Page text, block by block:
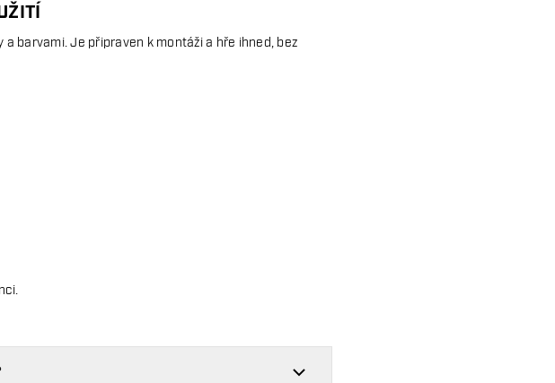
barvami. Je připraven k montáži a hře ihned, bez